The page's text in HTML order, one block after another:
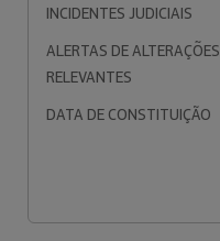
INCIDENTES JUDICIAIS
ALERTAS DE ALTERAÇÕES
RELEVANTES
DATA DE CONSTITUIÇÃO